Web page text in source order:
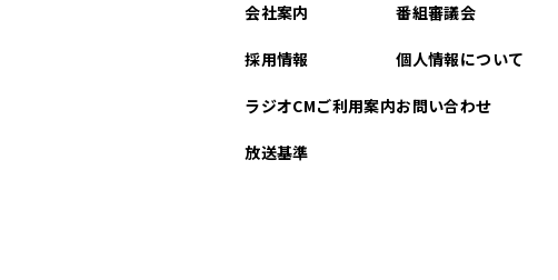
会社案内
採用情報
ラジオCMご利用案内
放送基準
番組審議会
個人情報について
お問い合わせ